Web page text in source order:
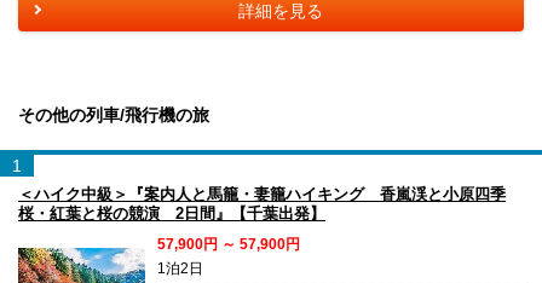
詳細を見る
その他の列車/飛行機の旅
1
＜ハイク中級＞『案内人と馬籠・妻籠ハイキング 香嵐渓と小原四季
桜・紅葉と桜の競演 2日間』【千葉出発】
57,900円 ～ 57,900円
1泊2日